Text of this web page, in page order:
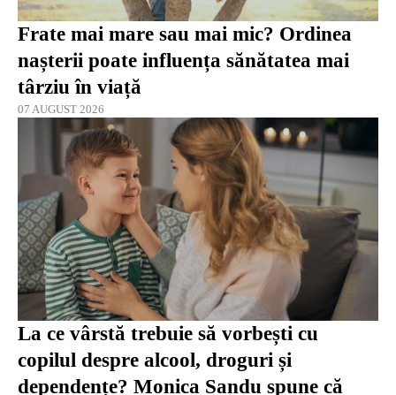
Frate mai mare sau mai mic? Ordinea
nașterii poate influența sănătatea mai
târziu în viață
07 AUGUST 2026
La ce vârstă trebuie să vorbești cu
copilul despre alcool, droguri și
dependențe? Monica Sandu spune că